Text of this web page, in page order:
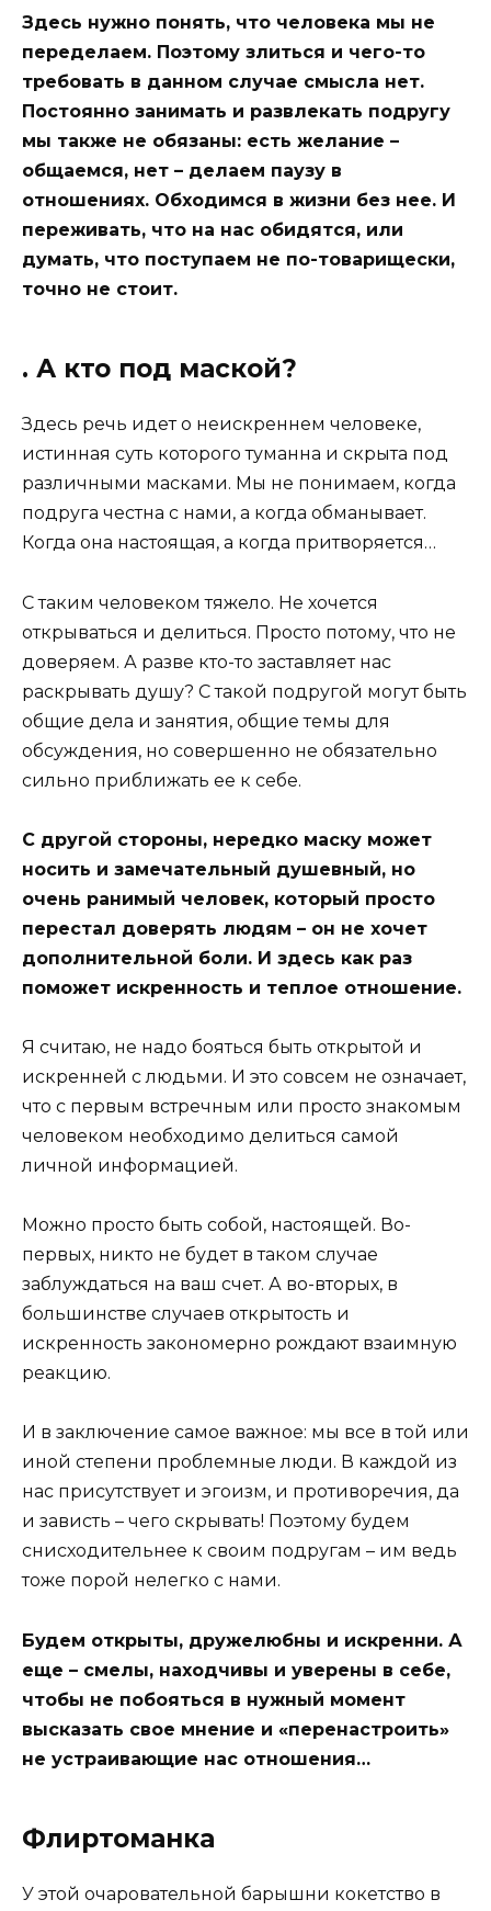
Здесь нужно понять, что человека мы не
переделаем. Поэтому злиться и чего-то
требовать в данном случае смысла нет.
Постоянно занимать и развлекать подругу
мы также не обязаны: есть желание –
общаемся, нет – делаем паузу в
отношениях. Обходимся в жизни без нее. И
переживать, что на нас обидятся, или
думать, что поступаем не по-товарищески,
точно не стоит.
. А кто под маской?
Здесь речь идет о неискреннем человеке,
истинная суть которого туманна и скрыта под
различными масками. Мы не понимаем, когда
подруга честна с нами, а когда обманывает.
Когда она настоящая, а когда притворяется…
С таким человеком тяжело. Не хочется
открываться и делиться. Просто потому, что не
доверяем. А разве кто-то заставляет нас
раскрывать душу? С такой подругой могут быть
общие дела и занятия, общие темы для
обсуждения, но совершенно не обязательно
сильно приближать ее к себе.
С другой стороны, нередко маску может
носить и замечательный душевный, но
очень ранимый человек, который просто
перестал доверять людям – он не хочет
дополнительной боли. И здесь как раз
поможет искренность и теплое отношение.
Я считаю, не надо бояться быть открытой и
искренней с людьми. И это совсем не означает,
что с первым встречным или просто знакомым
человеком необходимо делиться самой
личной информацией.
Можно просто быть собой, настоящей. Во-
первых, никто не будет в таком случае
заблуждаться на ваш счет. А во-вторых, в
большинстве случаев открытость и
искренность закономерно рождают взаимную
реакцию.
И в заключение самое важное: мы все в той или
иной степени проблемные люди. В каждой из
нас присутствует и эгоизм, и противоречия, да
и зависть – чего скрывать! Поэтому будем
снисходительнее к своим подругам – им ведь
тоже порой нелегко с нами.
Будем открыты, дружелюбны и искренни. А
еще – смелы, находчивы и уверены в себе,
чтобы не побояться в нужный момент
высказать свое мнение и «перенастроить»
не устраивающие нас отношения…
Флиртоманка
У этой очаровательной барышни кокетство в